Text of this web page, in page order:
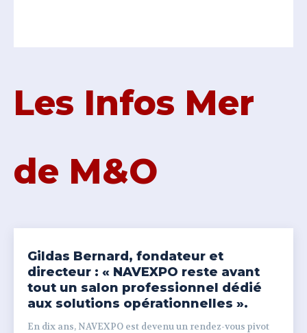
Les Infos Mer
de M&O
Gildas Bernard, fondateur et
directeur : « NAVEXPO reste avant
tout un salon professionnel dédié
aux solutions opérationnelles ».
En dix ans, NAVEXPO est devenu un rendez-vous pivot